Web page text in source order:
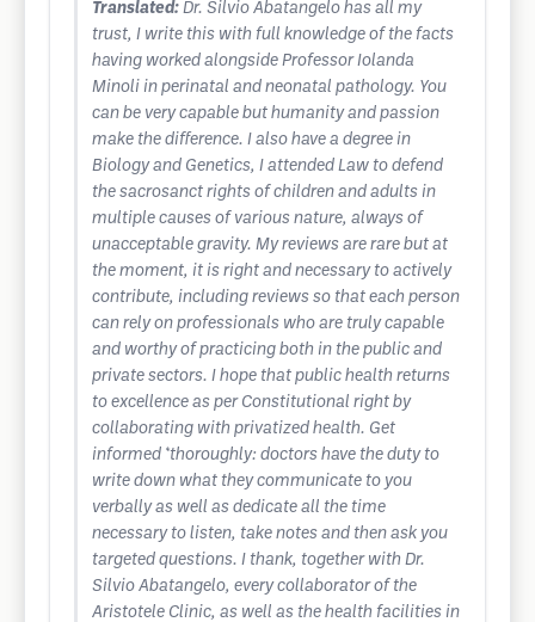
Translated: Dr. Silvio Abatangelo has all my
trust, I write this with full knowledge of the facts
having worked alongside Professor Iolanda
Minoli in perinatal and neonatal pathology. You
can be very capable but humanity and passion
make the difference. I also have a degree in
Biology and Genetics, I attended Law to defend
the sacrosanct rights of children and adults in
multiple causes of various nature, always of
unacceptable gravity. My reviews are rare but at
the moment, it is right and necessary to actively
contribute, including reviews so that each person
can rely on professionals who are truly capable
and worthy of practicing both in the public and
private sectors. I hope that public health returns
to excellence as per Constitutional right by
collaborating with privatized health. Get
informed *thoroughly: doctors have the duty to
write down what they communicate to you
verbally as well as dedicate all the time
necessary to listen, take notes and then ask you
targeted questions. I thank, together with Dr.
Silvio Abatangelo, every collaborator of the
Aristotele Clinic, as well as the health facilities in